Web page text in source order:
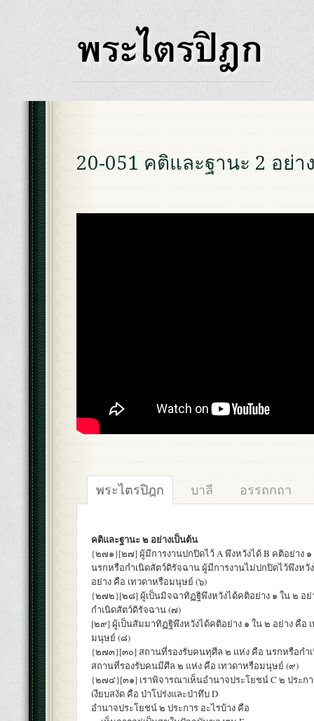
20-051 คติและฐานะ 2 อย่า
พระไตรปิฎก บาลี อรรถกถา
คติและฐานะ ๒ อย่างเป็นต้น
{๒๗๑}[๒๗] ผู้มีการงานปกปิดไว้ A พึงหวังได้ B คติอย่าง ๑
นรกหรือกำเนิดสัตว์ดิรัจฉาน ผู้มีการงานไม่ปกปิดไว้พึงหวั
อย่าง คือ เทวดาหรือมนุษย์ (๖)
{๒๗๒}[๒๘] ผู้เป็นมิจฉาทิฏฐิพึงหวังได้คติอย่าง ๑ ใน ๒ อย่
กำเนิดสัตว์ดิรัจฉาน (๗)
[๒๙] ผู้เป็นสัมมาทิฏฐิพึงหวังได้คติอย่าง ๑ ใน ๒ อย่าง คือ
มนุษย์ (๘)
{๒๗๓}[๓๐] สถานที่รองรับคนทุศีล ๒ แห่ง คือ นรกหรือกำ
สถานที่รองรับคนมีศีล ๒ แห่ง คือ เทวดาหรือมนุษย์ (๙)
{๒๗๔}[๓๑] เราพิจารณาเห็นอำนาจประโยชน์ C ๒ ประก
เงียบสงัด คือ ป่าโปร่งและป่าทึบ D
อำนาจประโยชน์ ๒ ประการ อะไรบ้าง คือ